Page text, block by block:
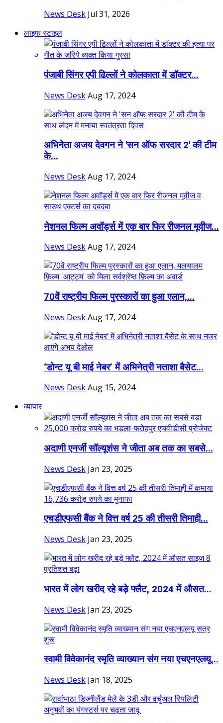
News Desk Jul 31, 2026
लाइफ स्टाइल
पंजाबी सिंगर एपी ढिल्लों ने कोलकाता में डॉक्टर...
News DeskAug 17, 2024
अभिनेता अजय देवगन ने 'सन ऑफ सरदार 2' की टीम
के...
News DeskAug 17, 2024
नेशनल फिल्म अवॉर्ड्स में एक बार फिर रीजनल मूवीज...
News DeskAug 17, 2024
70वें राष्ट्रीय फिल्म पुरस्कारों का हुआ एलान,...
News DeskAug 17, 2024
‘डोन्ट यू बी माई नेबर’ में अभिनेत्री नताशा बैसेट...
News DeskAug 15, 2024
व्यापार
अदाणी एनर्जी सॉल्यूशंस ने जीता अब तक का सबसे...
News Desk Jan 23, 2025
एचडीएफसी बैंक ने वित्त वर्ष 25 की तीसरी तिमाही...
News Desk Jan 23, 2025
भारत में लोग खरीद रहे बड़े फ्लैट, 2024 में औसत...
News Desk Jan 23, 2025
स्वामी विवेकानंद स्मृति व्याख्यान संग नया एचएनएलयू...
News Desk Jan 18, 2025